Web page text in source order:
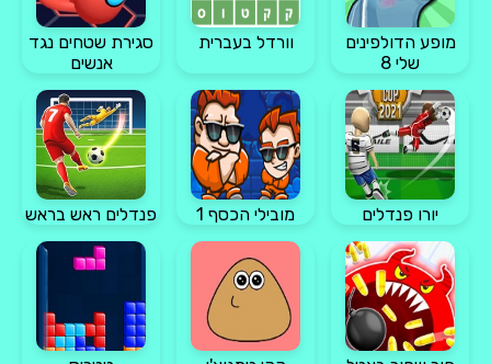
מופע הדולפינים
שלי 8
וורדל בעברית
סגירת שטחים נגד
אנשים
יורו פנדלים מובילי הכסף 1 פנדלים ראש בראש